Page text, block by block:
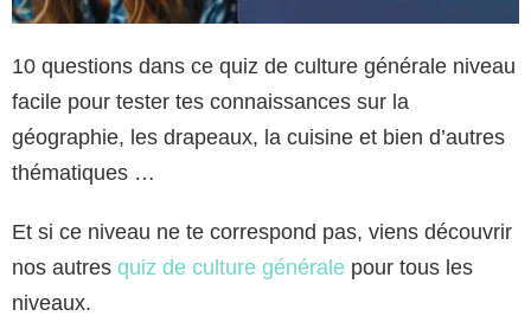
10 questions dans ce quiz de culture générale niveau
facile pour tester tes connaissances sur la
géographie, les drapeaux, la cuisine et bien d’autres
thématiques …
Et si ce niveau ne te correspond pas, viens découvrir
nos autres quiz de culture générale pour tous les
niveaux.